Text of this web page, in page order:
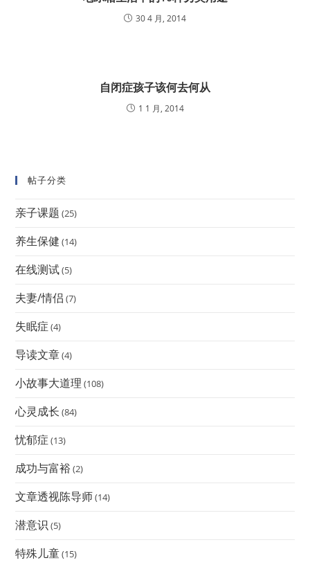
30 4 月, 2014
自闭症孩子该何去何从
1 1 月, 2014
帖子分类
亲子课题 (25)
养生保健 (14)
在线测试(5)
夫妻/情侣 (7)
失眠症 (4)
导读文章(4)
小故事大道理 (108)
心灵成长 (84)
忧郁症 (13)
成功与富裕(2)
文章透视陈导师(14)
潜意识 (5)
特殊儿童(15)